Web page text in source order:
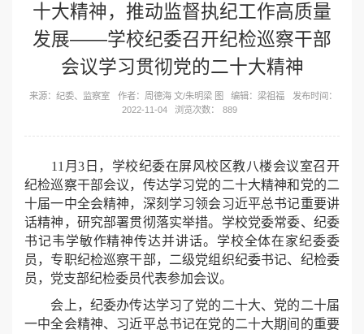
十大精神，推动监督执纪工作高质量
发展——学校纪委召开纪检巡察干部
会议学习贯彻党的二十大精神
来源：纪委、监察室 作者：周德海 文/朱明梁 图 编辑：梁祖福
发布时间：
2022-11-04
浏览次数： 889
11月3日，学校纪委在屏风校区教八楼会议室召开
纪检巡察干部会议，传达学习党的二十大精神和党的二
十届一中全会精神，深刻学习领会习近平总书记重要讲
话精神，研究部署贯彻落实举措。学校党委常委、纪委
书记韦学敏作精神传达并讲话。学校全体在家纪委委
员，专职纪检巡察干部，二级党组织纪委书记、纪检委
员，党支部纪检委员代表参加会议。
会上，纪委办传达学习了党的二十大、党的二十届
一中全会精神、习近平总书记在党的二十大期间的重要